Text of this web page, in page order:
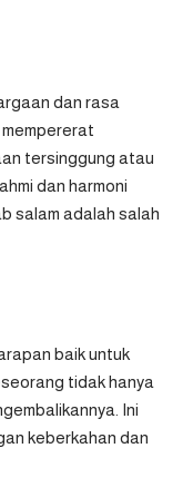
dan rasa
tersinggung atau
dan harmoni
salam adalah salah
baik untuk
tidak hanya
Ini
keberkahan dan